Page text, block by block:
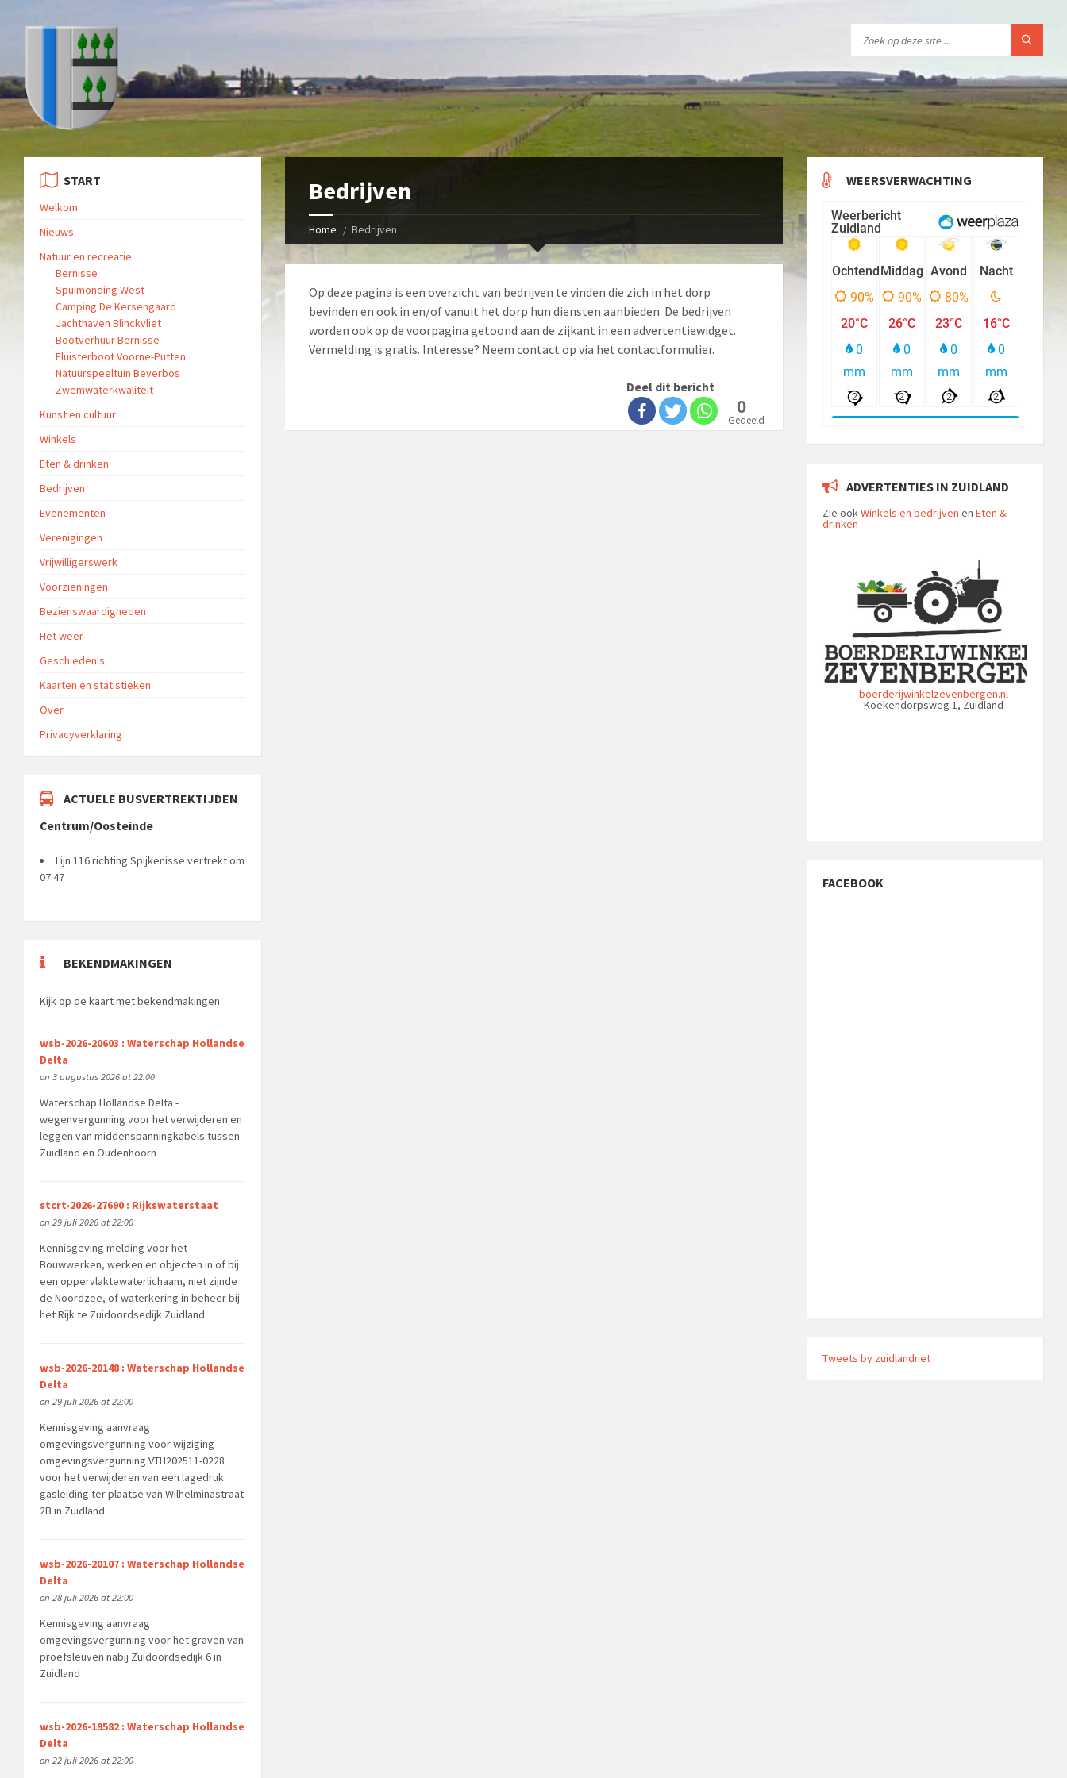
Bedrijven
Home Bedrijven
Op deze pagina is een overzicht van bedrijven te vinden die zich in het dorp
bevinden en ook in en/of vanuit het dorp hun diensten aanbieden. De bedrijven
worden ook op de voorpagina getoond aan de zijkant in een advertentiewidget.
Vermelding is gratis. Interesse? Neem contact op via het contactformulier.
Deel dit bericht
0
Gedeeld
START
Welkom
Nieuws
Natuur en recreatie
Bernisse
Spuimonding West
Camping De Kersengaard
Jachthaven Blinckvliet
Bootverhuur Bernisse
Fluisterboot Voorne-Putten
Natuurspeeltuin Beverbos
Zwemwaterkwaliteit
Kunst en cultuur
Winkels
Eten & drinken
Bedrijven
Evenementen
Verenigingen
Vrijwilligerswerk
Voorzieningen
Bezienswaardigheden
Het weer
Geschiedenis
Kaarten en statistieken
Over
Privacyverklaring
ACTUELE BUSVERTREKTIJDEN
Centrum/Oosteinde
Lijn 116 richting Spijkenisse vertrekt om
07:47
BEKENDMAKINGEN
Kijk op de kaart met bekendmakingen
wsb-2026-20603 : Waterschap Hollandse
Delta
on 3 augustus 2026 at 22:00
Waterschap Hollandse Delta -
wegenvergunning voor het verwijderen en
leggen van middenspanningkabels tussen
Zuidland en Oudenhoorn
stcrt-2026-27690 : Rijkswaterstaat
on 29 juli 2026 at 22:00
Kennisgeving melding voor het -
Bouwwerken, werken en objecten in of bij
een oppervlaktewaterlichaam, niet zijnde
de Noordzee, of waterkering in beheer bij
het Rijk te Zuidoordsedijk Zuidland
wsb-2026-20148 : Waterschap Hollandse
Delta
on 29 juli 2026 at 22:00
Kennisgeving aanvraag
omgevingsvergunning voor wijziging
omgevingsvergunning VTH202511-0228
voor het verwijderen van een lagedruk
gasleiding ter plaatse van Wilhelminastraat
2B in Zuidland
wsb-2026-20107 : Waterschap Hollandse
Delta
on 28 juli 2026 at 22:00
Kennisgeving aanvraag
omgevingsvergunning voor het graven van
proefsleuven nabij Zuidoordsedijk 6 in
Zuidland
wsb-2026-19582 : Waterschap Hollandse
Delta
on 22 juli 2026 at 22:00
WEERSVERWACHTING
ADVERTENTIES IN ZUIDLAND
Zie ookWinkels en bedrijven en Eten &
drinken
boerderijwinkelzevenbergen.nl
Koekendorpsweg 1, Zuidland
FACEBOOK
Tweets by zuidlandnet